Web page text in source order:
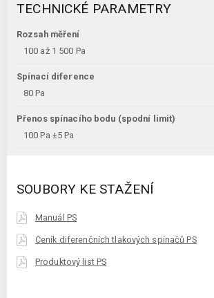
TECHNICKÉ PARAMETRY
Rozsah měření
100 až 1 500 Pa
Spínací diference
80 Pa
Přenos spínacího bodu (spodní limit)
100 Pa ±5 Pa
SOUBORY KE STAŽENÍ
Manuál PS
Ceník diferenčních tlakových spínačů PS
Produktový list PS